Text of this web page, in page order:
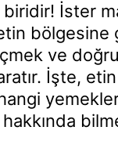
biridir! İster
bölgesine
ve
İşte,
hakkında